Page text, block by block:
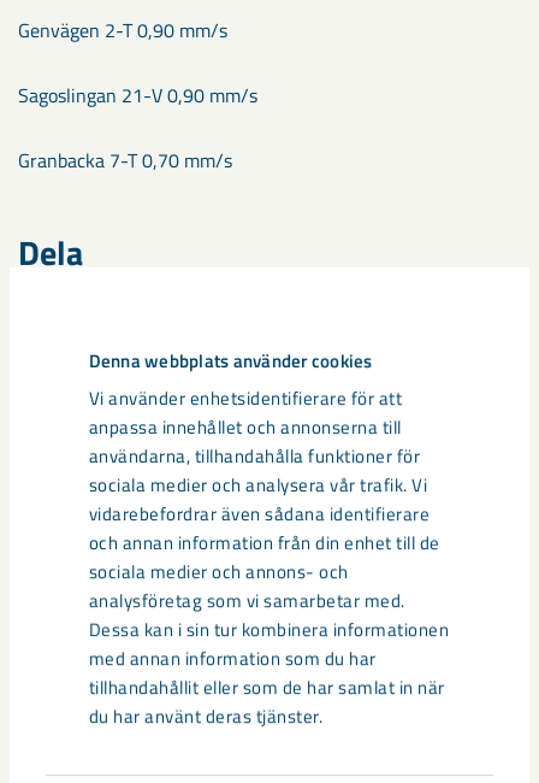
Denna webbplats använder cookies
Vi använder enhetsidentifierare för att
anpassa innehållet och annonserna till
användarna, tillhandahålla funktioner för
sociala medier och analysera vår trafik. Vi
vidarebefordrar även sådana identifierare
och annan information från din enhet till de
sociala medier och annons- och
analysföretag som vi samarbetar med.
Dessa kan i sin tur kombinera informationen
med annan information som du har
tillhandahållit eller som de har samlat in när
du har använt deras tjänster.
Genvägen 2-T 0,90 mm/s
Sagoslingan 21-V 0,90 mm/s
Granbacka 7-T 0,70 mm/s
Dela
Taggar
Malmberget seismik
Relaterat innehåll